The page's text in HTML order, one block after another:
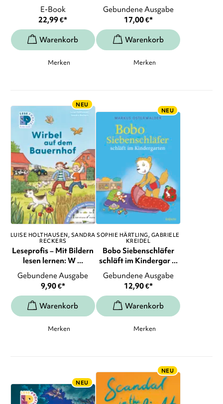
E-Book
22,99€*
Merken
Gebundene Ausgabe
17,00€*
Merken
NEU
LUISE HOLTHAUSEN SANDRA
RECKERS
Leseprofis – Mit Bildern
lesen lernen: W ...
Gebundene Ausgabe
9,90€*
Merken
NEU
SOPHIE HÄRTLING GABRIELE
KREIDEL
Bobo Siebenschläfer
schläft im Kindergar ...
Gebundene Ausgabe
12,90€*
Merken
NEU
NEU